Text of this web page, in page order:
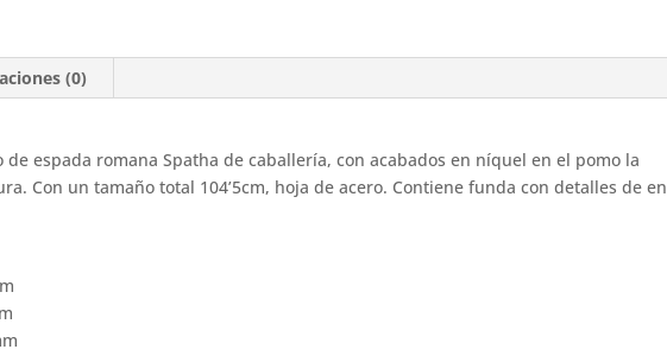
(0)
de espada romana Spatha de caballería, con acabados en níquel en el pomo la
Con un tamaño total 104’5cm, hoja de acero. Contiene funda con detalles de en